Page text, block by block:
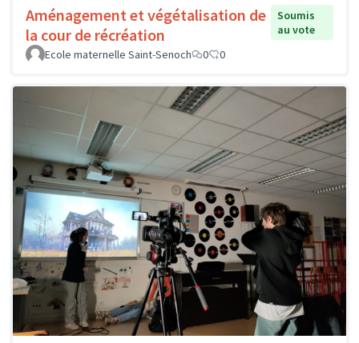
Aménagement et végétalisation de
la cour de récréation
Soumis
au vote
Ecole maternelle Saint-Senoch
0 0